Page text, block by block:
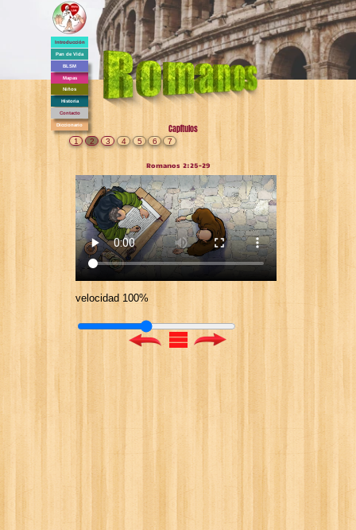
Introducción
Pan de Vida
BLSM
Mapas
Niños
Historia
Contacto
Diccionario
1 2 3 4 5 6
Capítulos
7
Romanos 2:25-29
velocidad 100%